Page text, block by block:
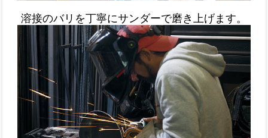
溶接のバリを丁寧にサンダーで磨き上げます。